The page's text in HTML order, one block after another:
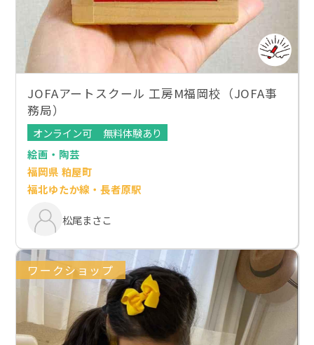
JOFAアートスクール 工房M福岡校（JOFA事
務局）
オンライン可
無料体験あり
絵画・陶芸
福岡県 粕屋町
福北ゆたか線・長者原駅
松尾まさこ
ワークショップ